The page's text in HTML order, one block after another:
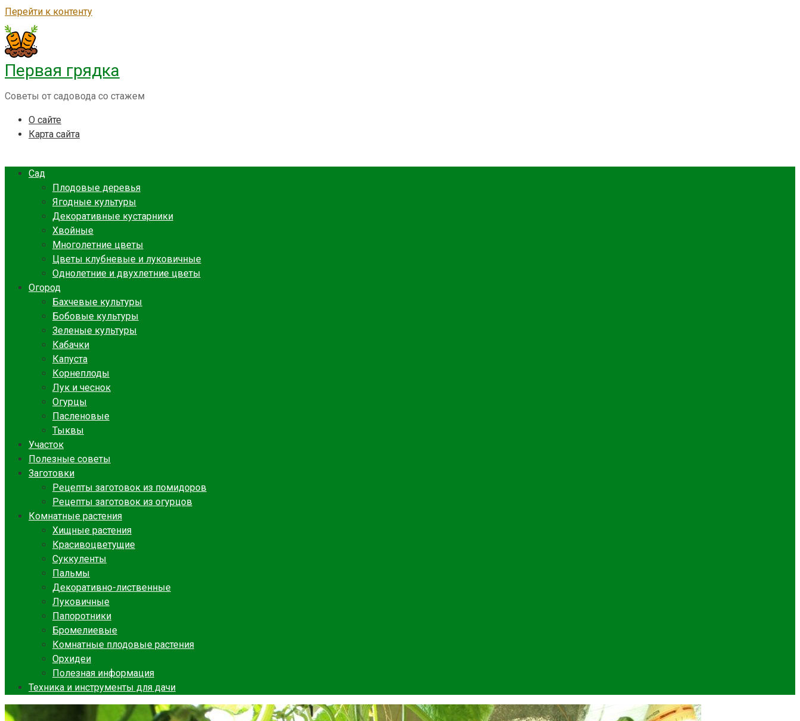
Перейти к контенту
Первая грядка
Советы от садовода со стажем
О сайте
Карта сайта
Сад
Плодовые деревья
Ягодные культуры
Декоративные кустарники
Хвойные
Многолетние цветы
Цветы клубневые и луковичные
Однолетние и двухлетние цветы
Огород
Бахчевые культуры
Бобовые культуры
Зеленые культуры
Кабачки
Капуста
Корнеплоды
Лук и чеснок
Огурцы
Пасленовые
Тыквы
Участок
Полезные советы
Заготовки
Рецепты заготовок из помидоров
Рецепты заготовок из огурцов
Комнатные растения
Хищные растения
Красивоцветущие
Суккуленты
Пальмы
Декоративно-лиственные
Луковичные
Папоротники
Бромелиевые
Комнатные плодовые растения
Орхидеи
Полезная информация
Техника и инструменты для дачи